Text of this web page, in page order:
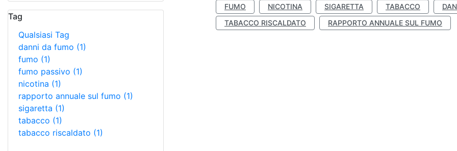
Tag
Qualsiasi Tag
danni da fumo (1)
fumo (1)
fumo passivo (1)
nicotina (1)
rapporto annuale sul fumo (1)
sigaretta (1)
tabacco (1)
tabacco riscaldato (1)
FUMO NICOTINA SIGARETTA TABACCO
TABACCO RISCALDATO
RAPPORTO ANNUALE SUL FUMO